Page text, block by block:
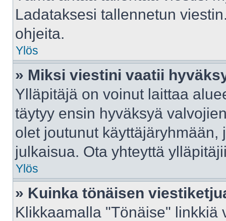
Ladataksesi tallennetun
ohjeita.
Ylös
» Miksi viestini vaatii
Ylläpitäjä on voinut laittaa
täytyy ensin hyväksyä
olet joutunut
julkaisua. Ota yhteyttä
Ylös
» Kuinka tönäisen
Klikkaamalla "Tönäise" linkkiä